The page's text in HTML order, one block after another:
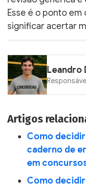
Esse é o ponto
significar acertar
Leandro
Artigos
Como
caderno de
em
Como